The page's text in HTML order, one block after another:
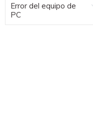
Error del equipo de
PC